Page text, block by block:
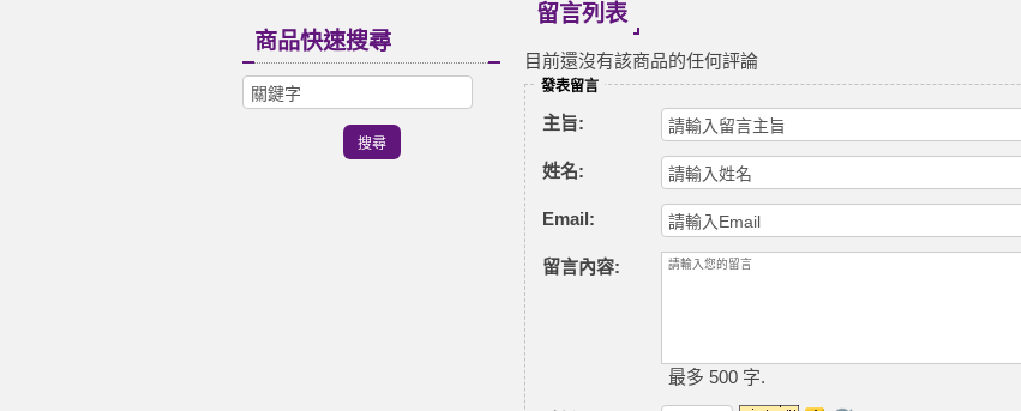
商品快速搜尋
留言列表
目前還沒有該商品的任何評論
發表留言
主旨:
姓名:
Email:
留言內容:
最多 500 字.